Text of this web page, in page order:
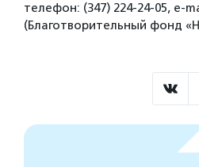
телефон: (347) 224-24-05, e-
(Благотворительный фонд